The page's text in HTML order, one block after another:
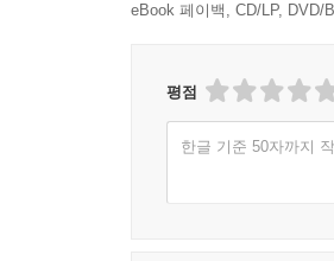
eBook 페이백, CD/LP,
평점
한글 기준 50자까지